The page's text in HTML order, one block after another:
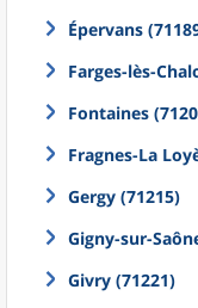
Épervans
Farges-lès-
Fontaines
Fragnes-La
Gergy (71215)
Gigny-sur-
Givry (71221)